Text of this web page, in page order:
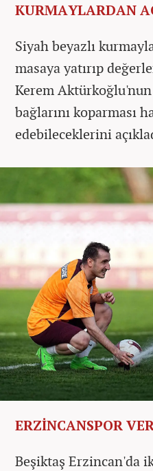
KURMAYLARDAN
Siyah beyazlı
masaya yatırıp
Kerem Aktürkoğlu'nun
bağlarını koparması
edebileceklerini
ERZİNCANSPOR
Beşiktaş Erzincan'da